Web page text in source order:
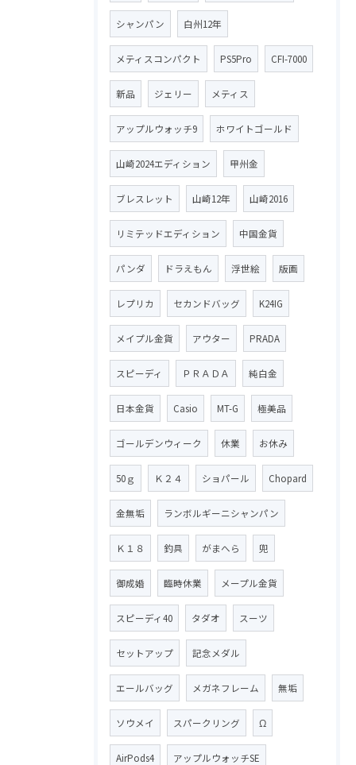
シャンパン 白州12年
メティスコンパクト PS5Pro CFI-7000
新品 ジェリー メティス
アップルウォッチ9 ホワイトゴールド
山崎2024エディション 甲州金
ブレスレット 山崎12年 山崎2016
リミテッドエディション 中国金貨
パンダ ドラえもん 浮世絵 版画
レプリカ セカンドバッグ K24IG
メイプル金貨 アウター PRADA
スピーディ ＰＲＡＤＡ 純白金
日本金貨 Casio MT-G 極美品
ゴールデンウィーク 休業 お休み
50ｇ Ｋ２４ ショパール Chopard
金無垢 ランボルギーニシャンパン
Ｋ１８ 釣具 がまへら 兜
御成婚 臨時休業 メープル金貨
スピーディ40 タダオ スーツ
セットアップ 記念メダル
エールバッグ メガネフレーム 無垢
ソウメイ スパークリング Ω
AirPods4 アップルウォッチSE